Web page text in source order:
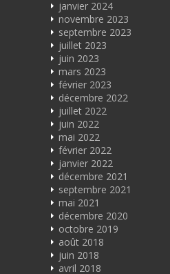
janvier 2024
novembre 2023
septembre 2023
juillet 2023
juin 2023
mars 2023
février 2023
décembre 2022
juillet 2022
juin 2022
mai 2022
février 2022
janvier 2022
décembre 2021
septembre 2021
mai 2021
décembre 2020
octobre 2019
août 2018
juin 2018
avril 2018